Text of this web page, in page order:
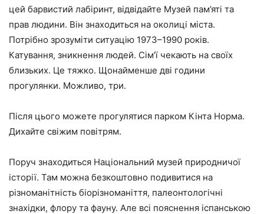
цей барвистий лабіринт, відвідайте Музей пам’яті та
прав людини. Він знаходиться на околиці міста.
Потрібно зрозуміти ситуацію 1973–1990 років.
Катування, зникнення людей. Сім’ї чекають на своїх
близьких. Це тяжко. Щонайменше дві години
прогулянки. Можливо, три.
Після цього можете прогулятися парком Кінта Норма.
Дихайте свіжим повітрям.
Поруч знаходиться Національний музей природничої
історії. Там можна безкоштовно подивитися на
різноманітність біорізноманіття, палеонтологічні
знахідки, флору та фауну. Але всі пояснення іспанською